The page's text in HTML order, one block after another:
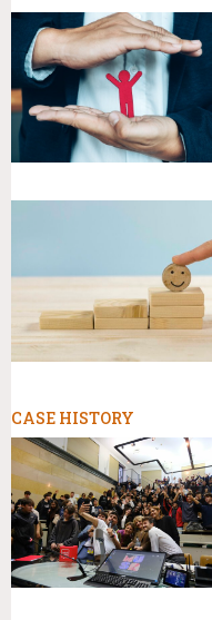
CASE HISTORY